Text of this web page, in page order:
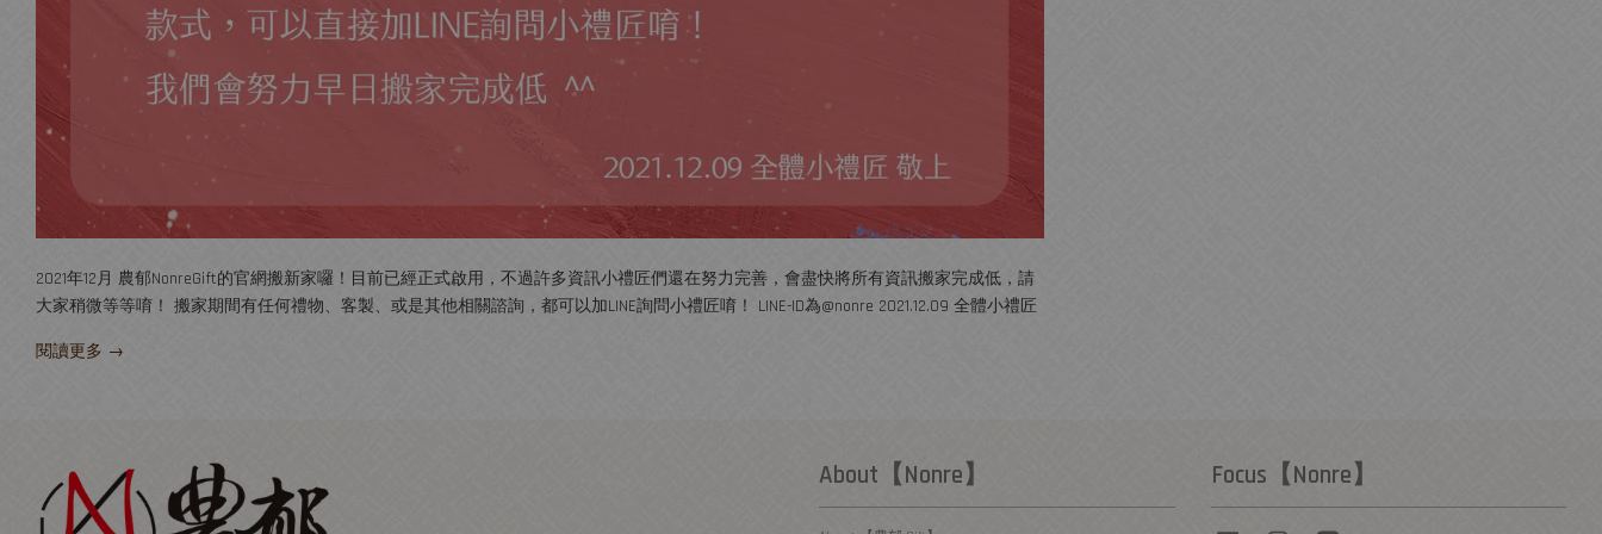
2021年12月 農郁NonreGift的官網搬新家囉！目前已經正式啟用，不過許多資訊小禮匠們還在努力完善，會盡快將所有資訊搬家完成低，請
大家稍微等等唷！ 搬家期間有任何禮物、客製、或是其他相關諮詢，都可以加LINE詢問小禮匠唷！ LINE-ID為@nonre 2021.12.09 全體小禮匠
閱讀更多 →
About【Nonre】 Focus【Nonre】